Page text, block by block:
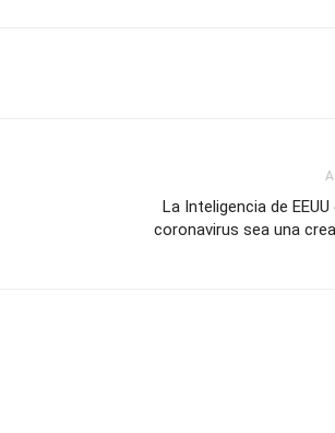
La Inteligencia de
coronavirus sea una